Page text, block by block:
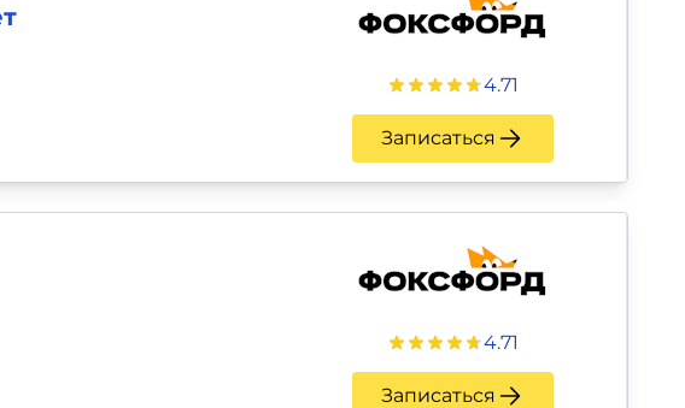
4.71
Записаться
4.71
Записаться